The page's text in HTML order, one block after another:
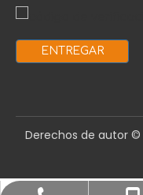
ENTREGAR
Derechos de autor ©️